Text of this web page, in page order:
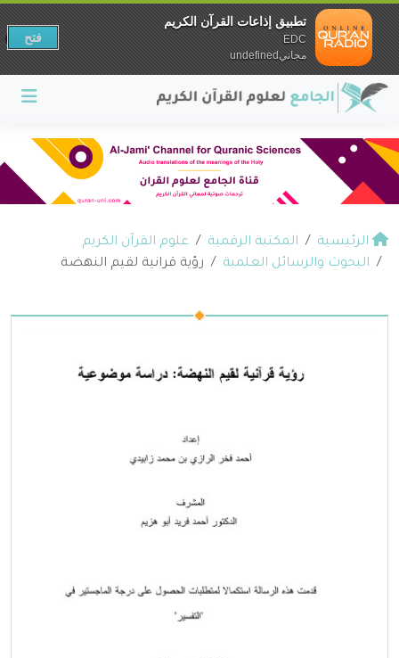
الرئيسية المكتبة الرقمية
علوم القرآن الكريم
البحوث والرسائل العلمية
رؤية قرانية لقيم النهضة
تطبيق إذاعات القرآن الكريم
EDC
مجانيundefined
فتح